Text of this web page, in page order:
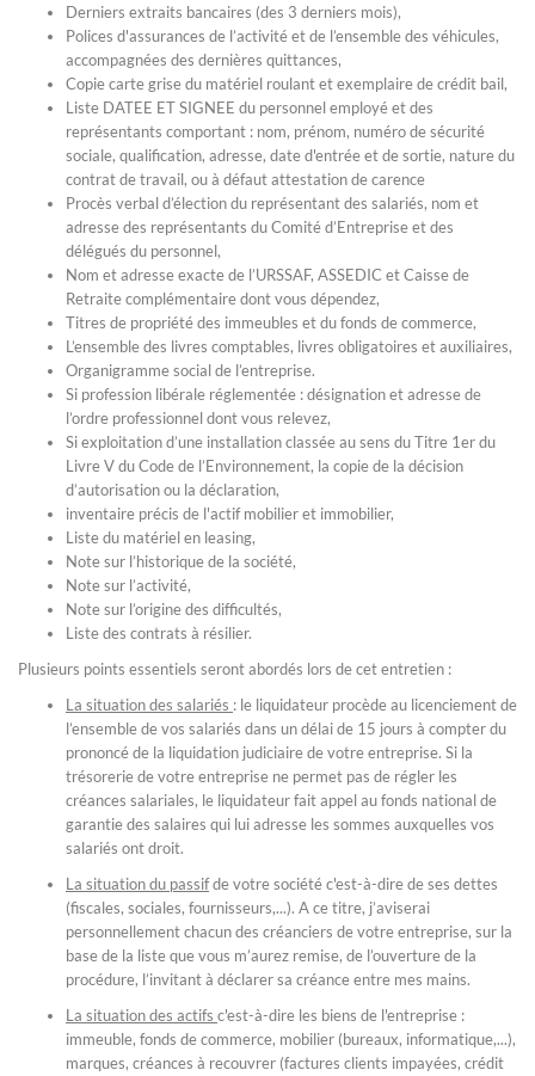
Derniers extraits bancaires (des 3 derniers mois),
Polices d'assurances de l’activité et de l’ensemble des véhicules,
accompagnées des dernières quittances,
Copie carte grise du matériel roulant et exemplaire de crédit bail,
Liste DATEE ET SIGNEE du personnel employé et des
représentants comportant : nom, prénom, numéro de sécurité
sociale, qualification, adresse, date d'entrée et de sortie, nature du
contrat de travail, ou à défaut attestation de carence
Procès verbal d’élection du représentant des salariés, nom et
adresse des représentants du Comité d’Entreprise et des
délégués du personnel,
Nom et adresse exacte de l’URSSAF, ASSEDIC et Caisse de
Retraite complémentaire dont vous dépendez,
Titres de propriété des immeubles et du fonds de commerce,
L’ensemble des livres comptables, livres obligatoires et auxiliaires,
Organigramme social de l’entreprise.
Si profession libérale réglementée : désignation et adresse de
l’ordre professionnel dont vous relevez,
Si exploitation d’une installation classée au sens du Titre 1er du
Livre V du Code de l’Environnement, la copie de la décision
d’autorisation ou la déclaration,
inventaire précis de l'actif mobilier et immobilier,
Liste du matériel en leasing,
Note sur l’historique de la société,
Note sur l’activité,
Note sur l’origine des difficultés,
Liste des contrats à résilier.
Plusieurs points essentiels seront abordés lors de cet entretien :
La situation des salariés : le liquidateur procède au licenciement de
l’ensemble de vos salariés dans un délai de 15 jours à compter du
prononcé de la liquidation judiciaire de votre entreprise. Si la
trésorerie de votre entreprise ne permet pas de régler les
créances salariales, le liquidateur fait appel au fonds national de
garantie des salaires qui lui adresse les sommes auxquelles vos
salariés ont droit.
La situation du passifde votre société c'est-à-dire de ses dettes
(fiscales, sociales, fournisseurs,...). A ce titre, j’aviserai
personnellement chacun des créanciers de votre entreprise, sur la
base de la liste que vous m’aurez remise, de l’ouverture de la
procédure, l’invitant à déclarer sa créance entre mes mains.
La situation des actifs c'est-à-dire les biens de l'entreprise :
immeuble, fonds de commerce, mobilier (bureaux, informatique,...),
marques, créances à recouvrer (factures clients impayées, crédit